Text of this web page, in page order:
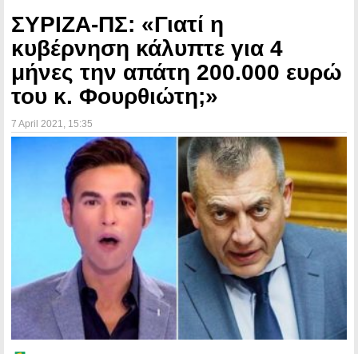
ΣΥΡΙΖΑ-ΠΣ: «Γιατί η
κυβέρνηση κάλυπτε για 4
μήνες την απάτη 200.000 ευρώ
του κ. Φουρθιώτη;»
7 April 2021 , 15:35